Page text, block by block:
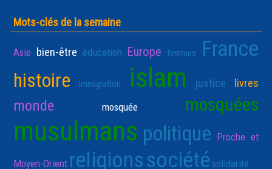
Mots-clés de la semaine
Asie bien-être éducation Europe femmes France
histoire immigration islam justice livres
monde mosquée mosquées
musulmans politique Proche et
Moyen-Orient religionssociété solidarité